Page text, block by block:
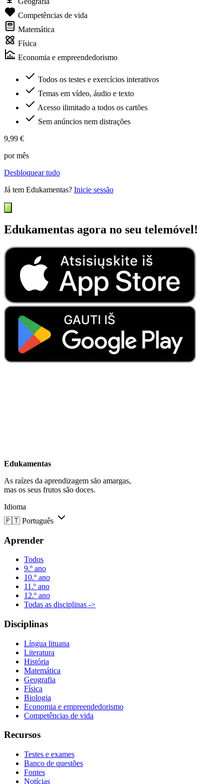
Competências de vida
Matemática
Física
Economia e empreendedorismo
Todos os testes e exercícios interativos
Temas em vídeo, áudio e texto
Acesso ilimitado a todos os cartões
Sem anúncios nem distrações
9,99 €
por mês
Desbloquear tudo
Já tem Edukamentas? Inicie sessão
Edukamentas agora no seu telemóvel!
Edukamentas
As raízes da aprendizagem são amargas,
mas os seus frutos são doces.
Idioma
🇵🇹 Português
Aprender
Todos
9.º ano
10.º ano
11.º ano
12.º ano
Todas as disciplinas ->
Disciplinas
Língua lituana
Literatura
História
Matemática
Geografia
Física
Biologia
Economia e empreendedorismo
Competências de vida
Recursos
Testes e exames
Banco de questões
Fontes
Notícias